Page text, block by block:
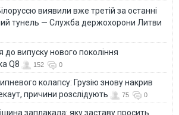
виявили вже третій за останні
тунель — Служба держохорони Литви
до випуску нового покоління
Q8
152 0
колапсу: Грузію знову накрив
причини розслідують
75 0
заплакала: яку заставу просить